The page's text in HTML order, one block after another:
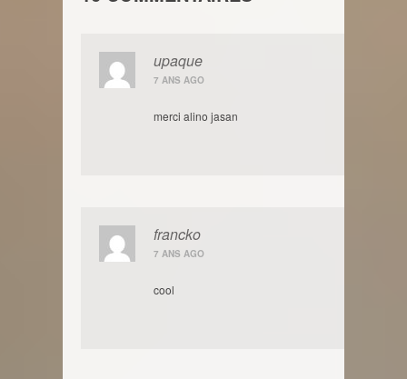
upaque
7 ANS AGO
merci alino jasan
francko
7 ANS AGO
cool